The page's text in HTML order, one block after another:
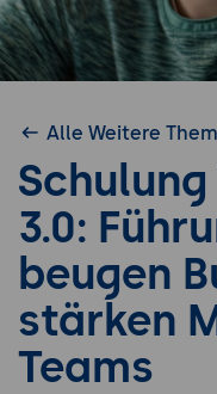
Alle Weitere
3.0:
beugen
stärken
Teams